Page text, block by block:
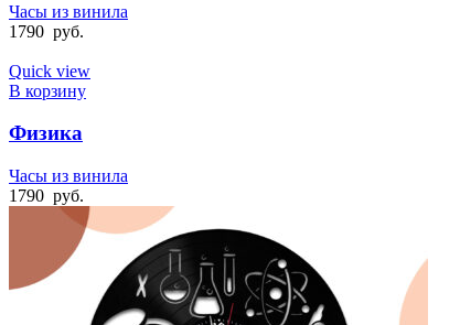
Часы из винила
1790 руб.
Quick view
В корзину
Физика
Часы из винила
1790 руб.